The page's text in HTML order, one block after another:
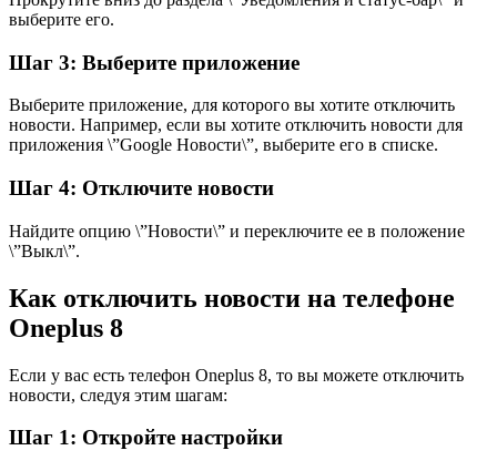
выберите его.
Шаг 3: Выберите приложение
Выберите приложение, для которого вы хотите отключить
новости. Например, если вы хотите отключить новости для
приложения \”Google Новости\”, выберите его в списке.
Шаг 4: Отключите новости
Найдите опцию \”Новости\” и переключите ее в положение
\”Выкл\”.
Как отключить новости на телефоне
Oneplus 8
Если у вас есть телефон Oneplus 8, то вы можете отключить
новости, следуя этим шагам:
Шаг 1: Откройте настройки